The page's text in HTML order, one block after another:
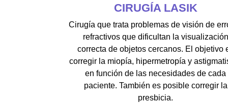
CIRUGÍA LASIK
Cirugía que trata problemas de visión de
refractivos que dificultan la visualización
correcta de objetos cercanos. El objetivo
corregir la miopía, hipermetropía y
en función de las necesidades de cada
paciente. También es posible corregir la
presbicia.